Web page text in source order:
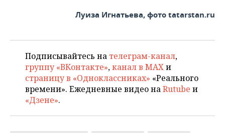
Луиза Игнатьева, фото tatarstan.ru
Подписывайтесь на телеграм-канал,
группу «ВКонтакте»,канал в MAXи
страницу в «Одноклассниках» «Реального
времени». Ежедневные видео наRutube и
«Дзене».